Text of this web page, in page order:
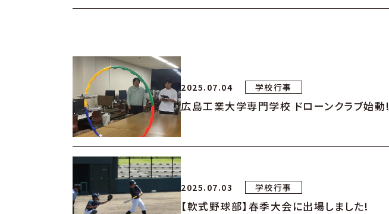
2025.07.04 学校行事
広島工業大学専門学校 ドローンクラブ始動!
2025.07.03 学校行事
【軟式野球部】春季大会に出場しました!